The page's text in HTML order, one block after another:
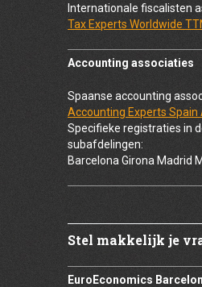
Internationale fiscalisten
Tax Experts Worldwide
Accounting associaties
Spaanse accounting
Accounting Experts Spain
Specifieke registraties in
subafdelingen:
Barcelona Girona Madrid
Stel makkelijk je
EuroEconomics